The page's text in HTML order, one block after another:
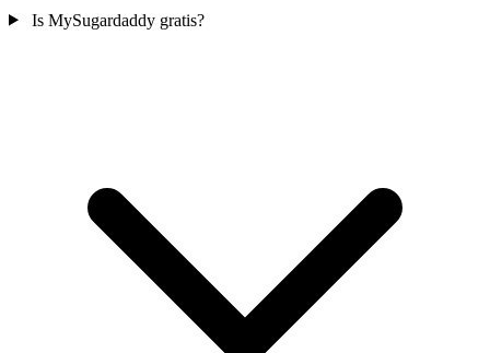
Is MySugardaddy gratis?